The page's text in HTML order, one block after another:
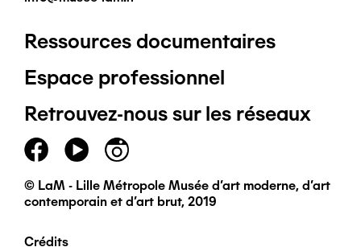
Pied
de
page
principal
Ressources documentaires
Espace professionnel
Retrouvez-nous sur les réseaux
© LaM - Lille Métropole Musée d'art moderne, d'art
contemporain et d'art brut, 2019
Crédits